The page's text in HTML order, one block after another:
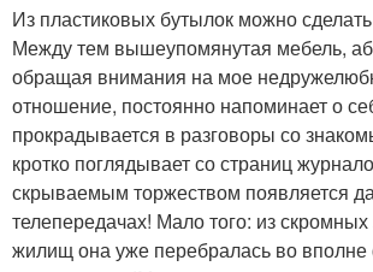
Из пластиковых бутылок можно
Между тем вышеупомянутая мебель,
обращая внимания на мое
отношение, постоянно напоминает о
прокрадывается в разговоры со
кротко поглядывает со страниц
скрываемым торжеством появляется
телепередачах! Мало того: из
жилищ она уже перебралась во